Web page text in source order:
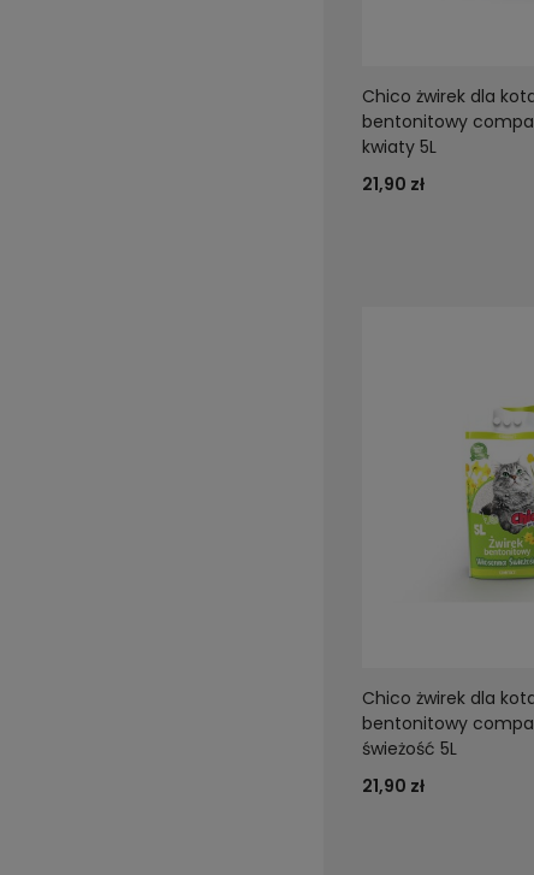
Chico żwirek dla
bentonitowy
kwiaty 5L
21,90 zł
Chico żwirek dla
bentonitowy
świeżość 5L
21,90 zł